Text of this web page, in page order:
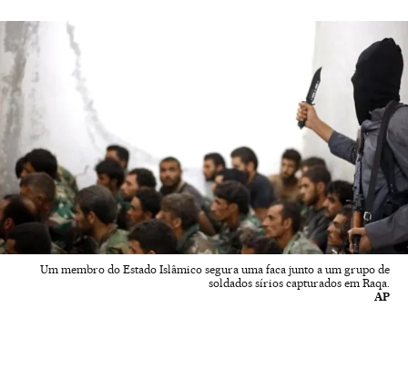
Um membro do Estado Islâmico segura uma faca junto a um grupo de
soldados sírios capturados em Raqa.
AP